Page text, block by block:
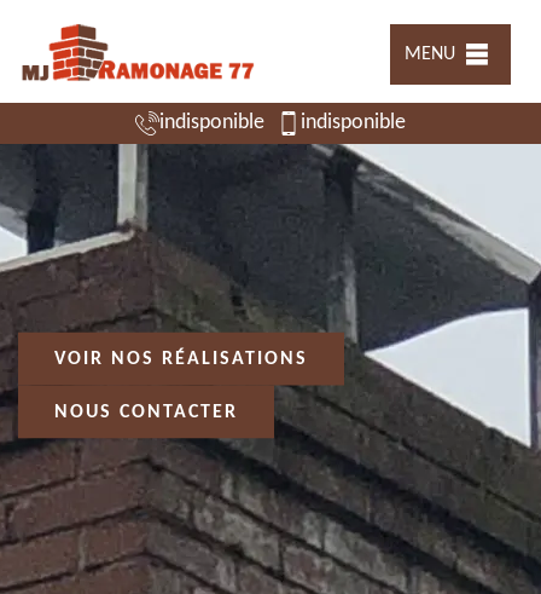
MENU
indisponible indisponible
VOIR NOS RÉALISATIONS
NOUS CONTACTER